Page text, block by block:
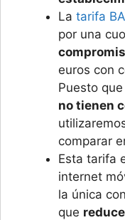
La tarifa
por una
euros con
Puesto
no tienen
comparar
Esta tarifa
internet
la única
que